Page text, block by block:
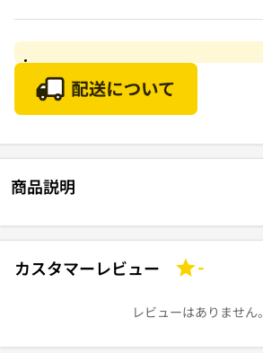
商品説明
カスタマーレビュー -
レビューはありません。